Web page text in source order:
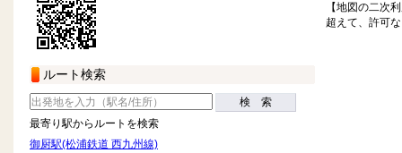
ルート検索
検 索
最寄り駅からルートを検索
御厨駅(松浦鉄道 西九州線)
【地図の二次
超えて、許可